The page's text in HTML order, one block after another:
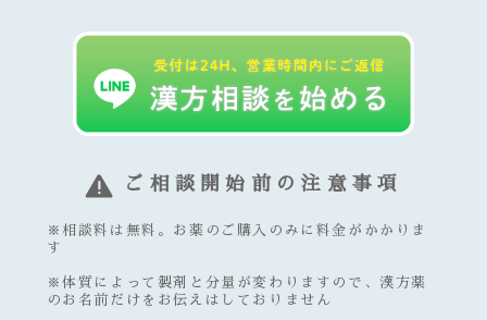
ご相談開始前の注意事項
※相談料は無料。お薬のご購入のみに料金がかかりま
す
※体質によって製剤と分量が変わりますので、漢方薬
のお名前だけをお伝えはしておりません